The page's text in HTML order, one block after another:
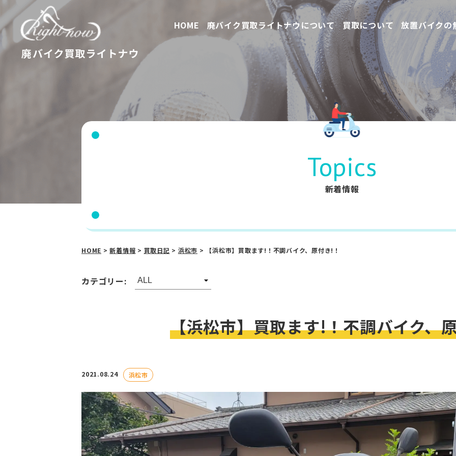
HOME 廃バイク買取ライトナウについて 買取について 放置バイクの
Topics
新着情報
HOME >新着情報 > 買取日記 > 浜松市 > 【浜松市】買取ます!！不調バイク、原付き!！
カテゴリー:
【浜松市】買取ます!！不調バイク、
2021.08.24 浜松市